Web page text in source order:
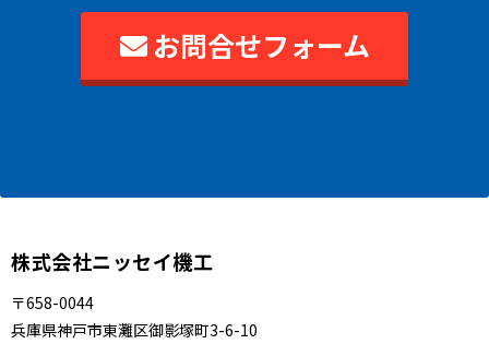
お問合せフォーム
株式会社ニッセイ機工
〒658-0044
兵庫県神戸市東灘区御影塚町3-6-10